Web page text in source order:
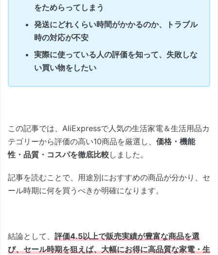
をためらってしまう
発送にどれくらい時間がかかるのか、トラブル
時の対応が不安
実際に使っている人の評価を知って、失敗しな
い買い物をしたい
この記事では、AliExpressで人気の生活家電＆生活用品カ
テゴリーから評価の高い10商品を厳選し、 価格・機能
性・品質・コスパを徹底比較しました。
記事を読むことで、用途別におすすめの商品が分かり、セ
ール時期に何を買うべきか明確になります。
結論として、 評価4.5以上で販売実績が豊富な商品を選
び、セール時期を狙えば、大幅にお得に高品質な家電・生